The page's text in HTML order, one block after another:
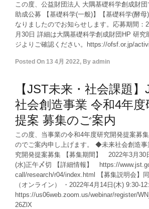
この度、公益財団法人 大隅基礎科学創成財
助成公募 【基礎科学(一般)】【基礎科学(酵母
なりましたのでお知らせします。応募期間：
月30日 詳細は大隅基礎科学創成財団HP 研究
ジよりご確認ください。https://ofsf.or.jp/
Posted On 13 4月 2022, By admin
【JST未来・社会課題
社会創造事業 令和4年度
提案 募集のご案内
この度、当事業の令和4年度研究開発提案募
のでご案内申し上げます。 ◆未来社会創造
究開発提案募集 【募集期間】 2022年3月30
(水)正午〆切 【詳細情報】 https://
call/research/r04/index.html 【募集説明会】
（オンライン） ・2022年4月14日(木) 9:30-
https://us06web.zoom.us/webinar/register/
26ZlX